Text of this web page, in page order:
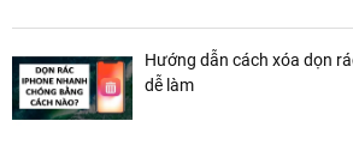
Hướng dẫn cách xóa dọn
dễ làm